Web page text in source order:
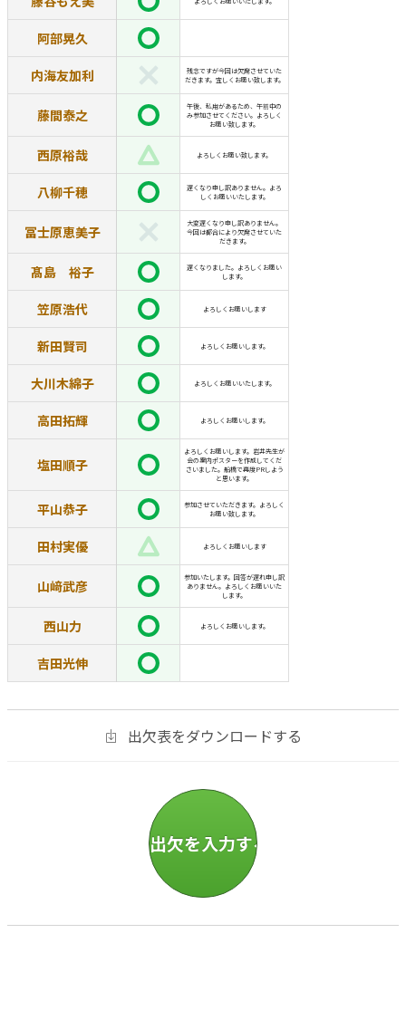
阿部晃久
内海友加利
残念ですが今回は欠席させていた
だきます。宜しくお願い致します。
藤間泰之
午後、私用があるため、午前中の
み参加させてください。よろしく
お願い致します。
西原裕哉 よろしくお願い致します。
八柳千穂
遅くなり申し訳ありません。よろ
しくお願いいたします。
冨士原恵美子
大変遅くなり申し訳ありません。
今回は都合により欠席させていた
だきます。
髙島 裕子
遅くなりました。よろしくお願い
します。
笠原浩代 よろしくお願いします
新田賢司 よろしくお願いします。
大川木綿子 よろしくお願いいたします。
高田拓輝 よろしくお願いします。
塩田順子
よろしくお願いします。岩井先生が
会の案内ポスターを作成してくだ
さいました。船橋で再度PRしよう
と思います。
平山恭子
参加させていただきます。よろしく
お願い致します。
田村実優 よろしくお願いします
山﨑武彦
参加いたします。回答が遅れ申し訳
ありません。よろしくお願いいた
します。
西山力 よろしくお願いします。
吉田光伸
出欠表をダウンロードする